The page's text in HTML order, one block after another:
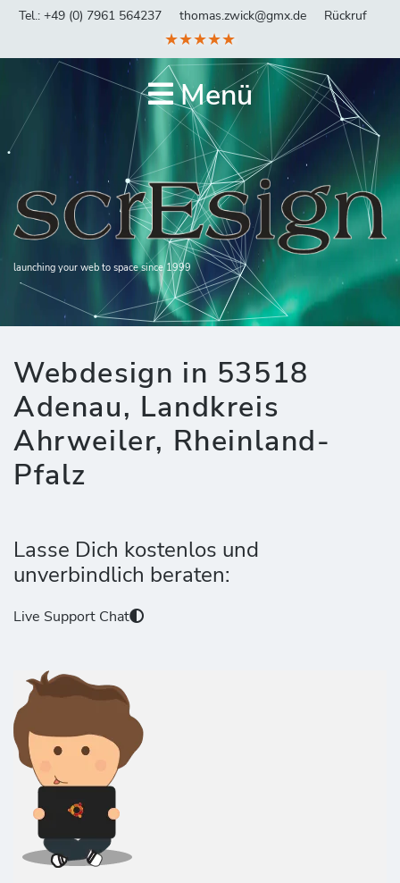
Tel.: +49 (0) 7961 564237 thomas.zwick@gmx.de Rückruf
★★★★★
Menü
launching your web to space since 1999
Webdesign in 53518
Adenau, Landkreis
Ahrweiler, Rheinland-
Pfalz
Lasse Dich kostenlos und
unverbindlich beraten:
Live Support Chat